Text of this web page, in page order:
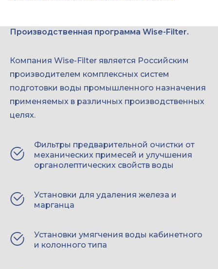
Производственная программа Wise-Filter.
Компания Wise-Filter является Российским
производителем комплексных систем
подготовки воды промышленного назначения
применяемых в различных производственных
целях.
Фильтры предварительной очистки от
механических примесей и улучшения
органолептических свойств воды
Установки для удаления железа и
марганца
Установки умягчения воды кабинетного
и колонного типа